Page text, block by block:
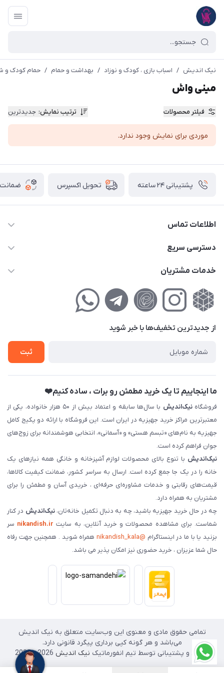
نیک اندیش / اسباب بازی ، کودک و نوزاد / بهداشت و حمام / حمام کودک و
مینی واش
فیلتر محصولات ترتیب نمایش: جدیدترین
موردی برای نمایش وجود ندارد.
پشتیبانی ۲۴ ساعته تحویل اکسپرس ضمانت
اطلاعات تماس
02177111474
کوچه گلریز 4 غربی ، پلاک 13
دسترسی سریع
حساب کاربری
لیست محصولات
خدمات مشتریان
راهنمای‌خرید‌آنلاین
حریم خصوصی
فروش‌اقساطی
از جدید‌ترین تخفیف‌ها با‌ خبر شوید
ثبت
ما اینجاییم تا یک خرید مطمئن رو برات ، ساده کنیم❤️
فروشگاهنیک‌اندیش
با سال‌ها سابقه و اعتماد بیش از ۵۰ هزار خانواده، یکی از
معتبرترین مراکز خرید جهیزیه در ایران است. این فروشگاه با ارائه دو پکیج کامل
جهیزیه به نام‌های «تبسم هستی» و «آسمانی»، انتخابی هوشمندانه برای زوج‌های
جوان فراهم کرده است.
نیک‌اندیش با تنوع بالای محصولات لوازم آشپزخانه و خانگی همه نیازهای یک
خانه را در یک جا جمع کرده است. ارسال به سراسر کشور، ضمانت کیفیت کالاها،
قیمت‌های رقابتی و خدمات مشاوره‌ای حرفه‌ای ، خریدی آسان و مطمئن را برای
مشتریان به همراه دارد.
چه در حال خرید جهیزیه باشید، چه به دنبال تکمیل خانه‌تان،نیک‌اندیش در کنار
شماست. برای مشاهده محصولات و خرید آنلاین، به سایت nikandish.ir سر
بزنید یا با ما در اینستاگرام @nikandish_kala
همراه شوید . همچنین جهت رفاه
حال شما عزیزان ، خرید حضوری نیز امکان پذیر می باشد.
تمامی حقوق مادی و معنوی این وب‌سایت متعلق به نیک اندیش
می‌باشد و هر گونه کپی برداری پیگرد قانونی دارد.
طراحی و پشتیبانی توسط تیم انفورماتیک نیک اندیش 2026 - 2025